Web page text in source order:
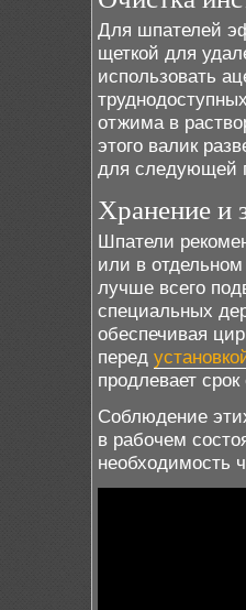
Для шпателей
щеткой для
использовать
отжима в
этого валик
для следующей
Хранение и
Шпатели
или в
лучше всего
специальных
обеспечивая
перед
продлевает
Соблюдение
в рабочем
необходимость